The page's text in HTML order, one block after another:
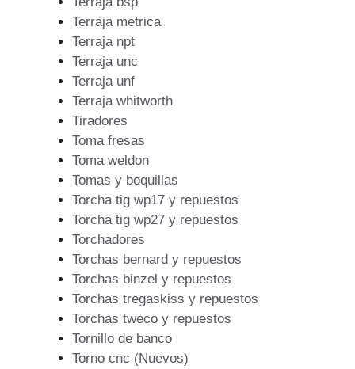
Terraja metrica
Terraja npt
Terraja unc
Terraja unf
Terraja whitworth
Tiradores
Toma fresas
Toma weldon
Tomas y boquillas
Torcha tig wp17 y repuestos
Torcha tig wp27 y repuestos
Torchadores
Torchas bernard y repuestos
Torchas binzel y repuestos
Torchas tregaskiss y repuestos
Torchas tweco y repuestos
Tornillo de banco
Torno cnc (Nuevos)